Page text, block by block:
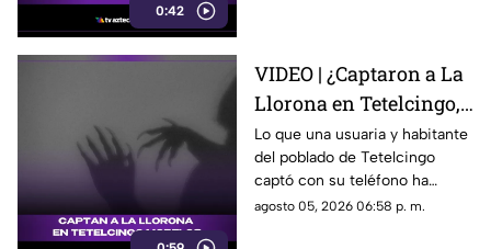
0:42
VIDEO | ¿Captaron a La
Llorona en Tetelcingo,
Morelos? Misteriosa
figura y lamentos en
Tetelcingo, Morelos,
estremecen las redes
Lo que una usuaria y habitante
del poblado de Tetelcingo
captó con su teléfono ha
dejado a muchos morelenses
agosto 05, 2026 06:58 p. m.